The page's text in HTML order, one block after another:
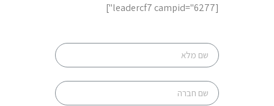
[leadercf7 campid="6277"]